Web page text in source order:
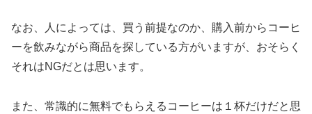
なお、人によっては、買う前提なのか、購入前からコーヒ
ーを飲みながら商品を探している方がいますが、おそらく
それはNGだとは思います。
また、常識的に無料でもらえるコーヒーは１杯だけだと思